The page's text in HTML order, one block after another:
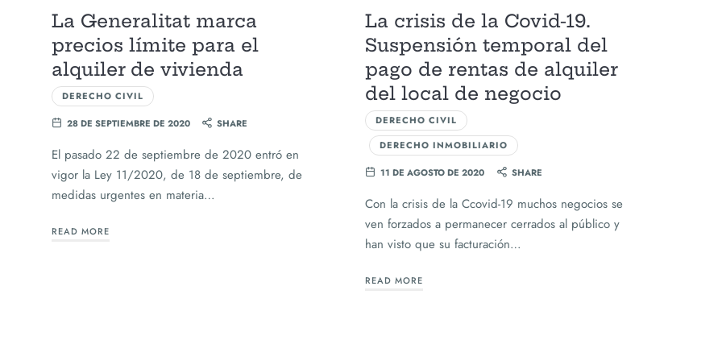
La Generalitat marca
precios límite para el
alquiler de vivienda
DERECHO CIVIL
28 DE SEPTIEMBRE DE 2020 SHARE
El pasado 22 de septiembre de 2020 entró en
vigor la Ley 11/2020, de 18 de septiembre, de
medidas urgentes en materia…
READ MORE
La crisis de la Covid-19.
Suspensión temporal del
pago de rentas de alquiler
del local de negocio
DERECHO CIVIL
DERECHO INMOBILIARIO
11 DE AGOSTO DE 2020 SHARE
Con la crisis de la Ccovid-19 muchos negocios se
ven forzados a permanecer cerrados al público y
han visto que su facturación…
READ MORE